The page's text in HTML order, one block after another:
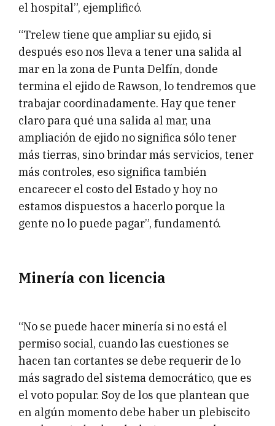
el hospital”, ejemplificó.
“Trelew tiene que ampliar su ejido, si
después eso nos lleva a tener una salida al
mar en la zona de Punta Delfín, donde
termina el ejido de Rawson, lo tendremos que
trabajar coordinadamente. Hay que tener
claro para qué una salida al mar, una
ampliación de ejido no significa sólo tener
más tierras, sino brindar más servicios, tener
más controles, eso significa también
encarecer el costo del Estado y hoy no
estamos dispuestos a hacerlo porque la
gente no lo puede pagar”, fundamentó.
Minería con licencia
“No se puede hacer minería si no está el
permiso social, cuando las cuestiones se
hacen tan cortantes se debe requerir de lo
más sagrado del sistema democrático, que es
el voto popular. Soy de los que plantean que
en algún momento debe haber un plebiscito